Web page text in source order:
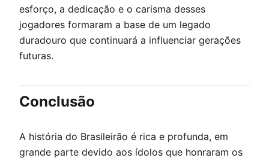
esforço, a dedicação e o carisma desses
jogadores formaram a base de um legado
duradouro que continuará a influenciar gerações
futuras.
Conclusão
A história do Brasileirão é rica e profunda, em
grande parte devido aos ídolos que honraram os